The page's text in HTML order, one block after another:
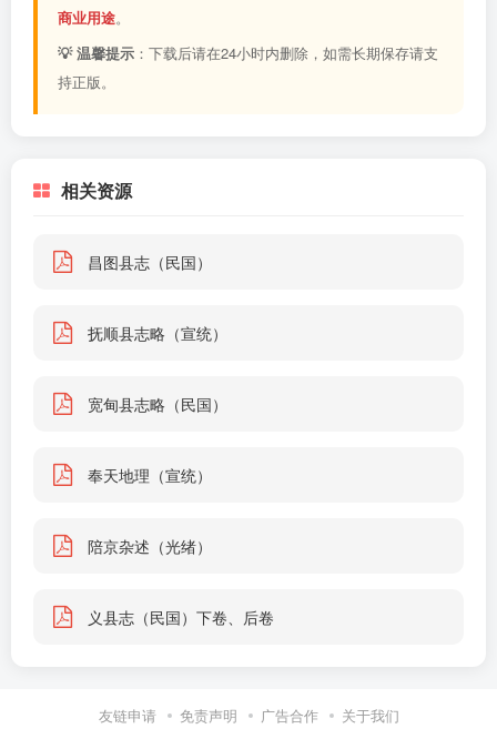
商业用途。
💡 温馨提示 ：下载后请在24小时内删除，如需长期保存请支
持正版。
相关资源
昌图县志（民国）
抚顺县志略（宣统）
宽甸县志略（民国）
奉天地理（宣统）
陪京杂述（光绪）
义县志（民国）下卷、后卷
友链申请 免责声明 广告合作 关于我们